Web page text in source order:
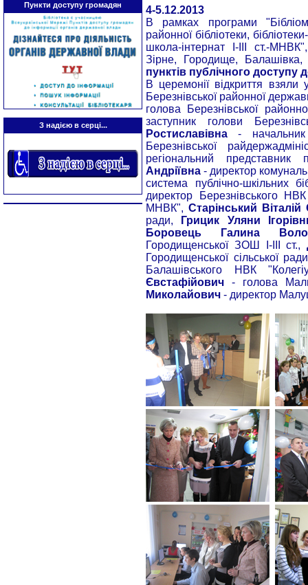
Пункти доступу громадян
З надією в серці...
4-5.12.2013
В рамках програми
районної бібліотеки,
школа-інтернат І-ІІІ ст.-
Зірне, Городище,
пунктів публічного доступу
В церемонії відкриття взяли
Березнівської районної
голова Березнівської
заступник голови
Ростиславівна - начальник
Березнівської
регіональний представник
Андріївна - директор
система публічно-шкільних
директор Березнівського НВК
МНВК",Старінський Віталій
ради,
Грицик Уляни
Боровець Галина
Городищенської ЗОШ І-ІІІ ст.,
Городищенської сільської
Балашівського НВК
Євстафійович - голова
Миколайович - директор